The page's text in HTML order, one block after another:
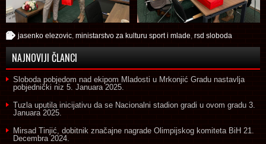
jasenko elezovic, ministarstvo za kulturu sport i mlade, rsd sloboda
NAJNOVIJI ČLANCI
Sloboda pobjedom nad ekipom Mladosti u Mrkonjić Gradu nastavlja
pobjednički niz 5. Januara 2025.
Tuzla uputila inicijativu da se Nacionalni stadion gradi u ovom gradu 3.
Januara 2025.
Mirsad Tinjić, dobitnik značajne nagrade Olimpijskog komiteta BiH 21.
Decembra 2024.